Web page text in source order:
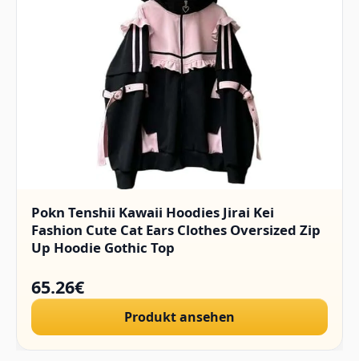
Pokn Tenshii Kawaii Hoodies Jirai Kei
Fashion Cute Cat Ears Clothes Oversized Zip
Up Hoodie Gothic Top
65.26€
Produkt ansehen